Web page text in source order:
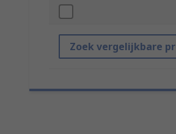
Zoek vergelijkbare